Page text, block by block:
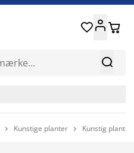

 
 Kunstige planter  Kunstig plante